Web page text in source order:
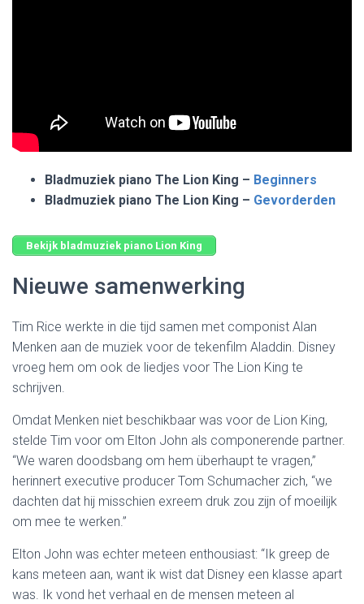
Bladmuziek piano The Lion King – Beginners
Bladmuziek piano The Lion King – Gevorderden
Bekijk bladmuziek piano Lion King
Nieuwe samenwerking
Tim Rice werkte in die tijd samen met componist Alan
Menken aan de muziek voor de tekenfilm Aladdin. Disney
vroeg hem om ook de liedjes voor The Lion King te
schrijven.
Omdat Menken niet beschikbaar was voor de Lion King,
stelde Tim voor om Elton John als componerende partner.
“We waren doodsbang om hem überhaupt te vragen,”
herinnert executive producer Tom Schumacher zich, “we
dachten dat hij misschien exreem druk zou zijn of moeilijk
om mee te werken.”
Elton John was echter meteen enthousiast: “Ik greep de
kans meteen aan, want ik wist dat Disney een klasse apart
was. Ik vond het verhaal en de mensen meteen al